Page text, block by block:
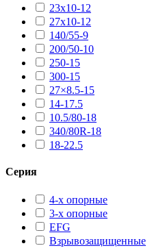
23х10-12
27х10-12
140/55-9
200/50-10
250-15
300-15
27×8.5-15
14-17.5
10.5/80-18
340/80R-18
18-22.5
Серия
4-х опорные
3-х опорные
EFG
Взрывозащищенные